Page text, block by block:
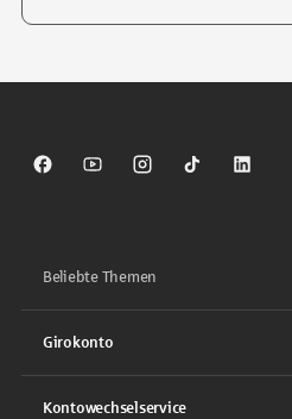
Sparkasse auf Facebook
Sparkasse auf Youtube
Sparkasse aufSparkasse auf
Beliebte Themen
Girokonto
Kontowechselservice